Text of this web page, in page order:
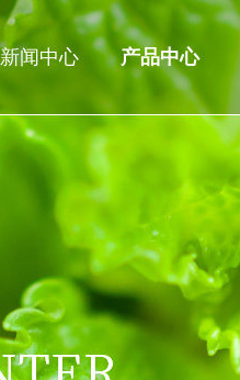
新闻中心 产品中心